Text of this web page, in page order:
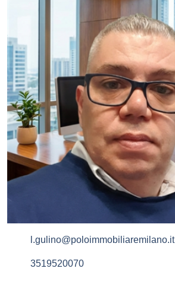
l.gulino@poloimmobiliaremilano.it
3519520070